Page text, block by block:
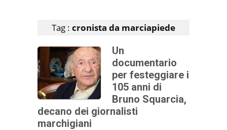
Tag : cronista da marciapiede
Un
documentario
per festeggiare i
105 anni di
Bruno Squarcia,
decano dei giornalisti
marchigiani